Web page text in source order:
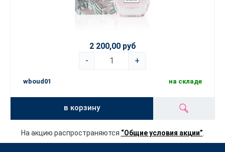
2 200,00 руб
-
+
wboud01 на складе
в корзину
На акцию распространяются “Общие условия акции”